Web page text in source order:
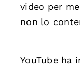
video per
non lo
YouTube ha